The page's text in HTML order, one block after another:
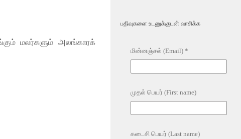
மலர்களும் அலங்காரக்
பதிவுகளை உடனுக்குடன் வாசிக்க
மின்னஞ்சல் (Email) *
முதல் பெயர் (First name)
கடைசி பெயர் (Last name)